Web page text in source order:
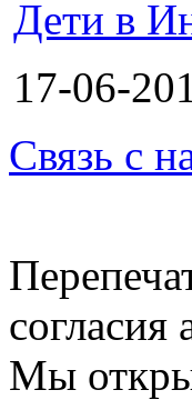
Дети в
17-06-
Связь с
согласия
Мы